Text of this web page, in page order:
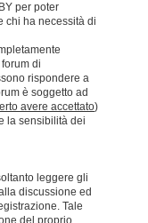
per poter
chi ha necessità di
di
rispondere a
è soggetto ad
avere accettato)
la sensibilità dei
leggere gli
discussione ed
Tale
del proprio